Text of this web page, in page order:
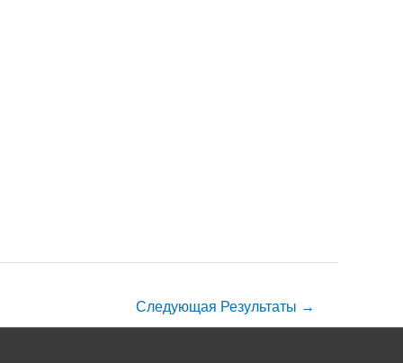
Следующая Результаты →